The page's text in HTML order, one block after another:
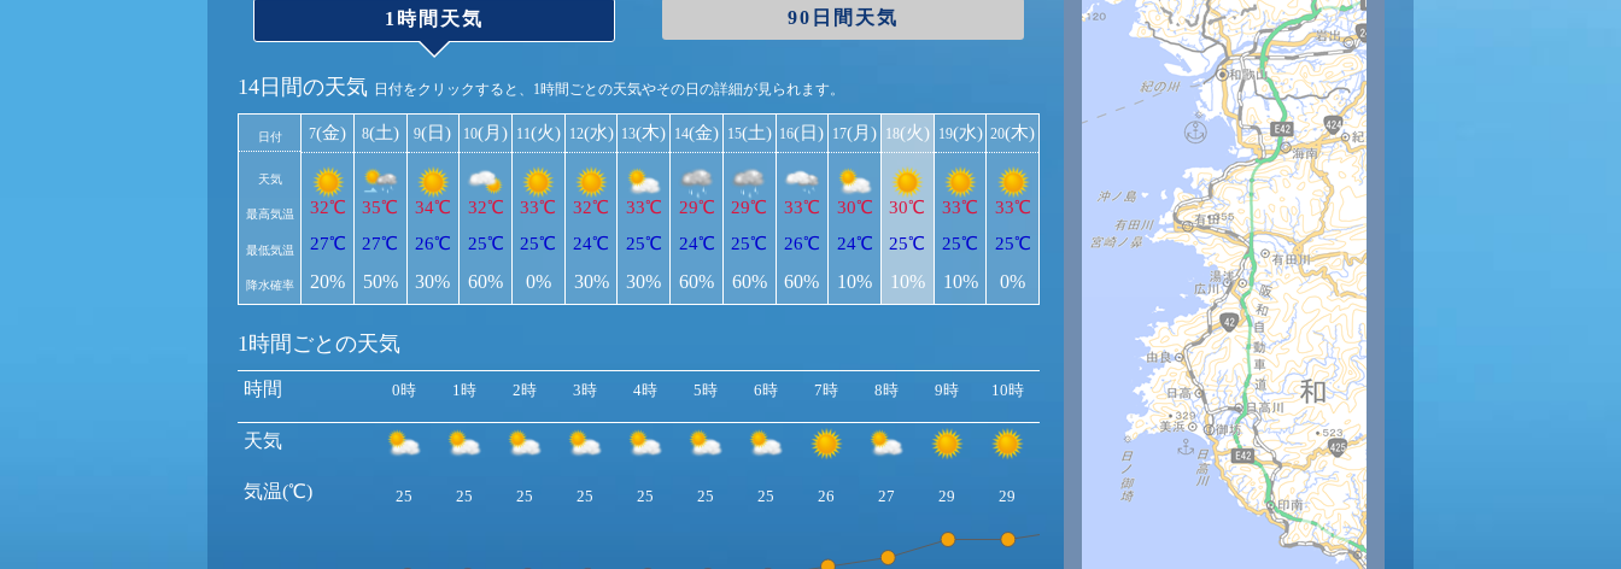
1時間天気 90日間天気
14日間の天気 日付をクリックすると、1時間ごとの天気やその日の詳細が見られます。
日付
天気
最高気温
最低気温
降水確率
7(金)
32℃
27℃
20%
8(土)
35℃
27℃
50%
9(日)
34℃
26℃
30%
10(月)
32℃
25℃
60%
11(火)
33℃
25℃
0%
12(水)
32℃
24℃
30%
13(木)
33℃
25℃
30%
14(金)
29℃
24℃
60%
15(土)
29℃
25℃
60%
16(日)
33℃
26℃
60%
17(月)
30℃
24℃
10%
18(火)
30℃
25℃
10%
19(水)
33℃
25℃
10%
20(木)
33℃
25℃
0%
1時間ごとの天気
時間
天気
気温(℃)
0時 1時 2時 3時 4時 5時 6時 7時 8時 9時 10時 12時 13時 14時 15時 16時
25 25 25 25 25 25 25 26 27 29 29 30 30 30 30